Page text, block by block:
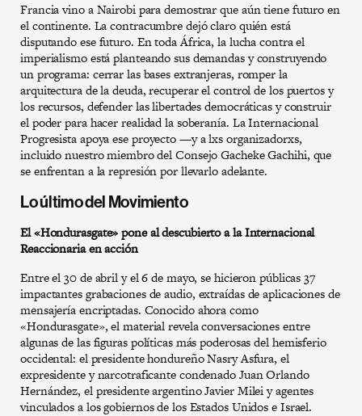
Francia vino a Nairobi para demostrar que aún tiene futuro en
el continente. La contracumbre dejó claro quién está
disputando ese futuro. En toda África, la lucha contra el
imperialismo está planteando sus demandas y construyendo
un programa: cerrar las bases extranjeras, romper la
arquitectura de la deuda, recuperar el control de los puertos y
los recursos, defender las libertades democráticas y construir
el poder para hacer realidad la soberanía. La Internacional
Progresista apoya ese proyecto —y a lxs organizadorxs,
incluido nuestro miembro del Consejo Gacheke Gachihi, que
se enfrentan a la represión por llevarlo adelante.
Lo último del Movimiento
El «Hondurasgate» pone al descubierto a la Internacional
Reaccionaria en acción
Entre el 30 de abril y el 6 de mayo, se hicieron públicas 37
impactantes grabaciones de audio, extraídas de aplicaciones de
mensajería encriptadas. Conocido ahora como
«Hondurasgate», el material revela conversaciones entre
algunas de las figuras políticas más poderosas del hemisferio
occidental: el presidente hondureño Nasry Asfura, el
expresidente y narcotraficante condenado Juan Orlando
Hernández, el presidente argentino Javier Milei y agentes
vinculados a los gobiernos de los Estados Unidos e Israel.